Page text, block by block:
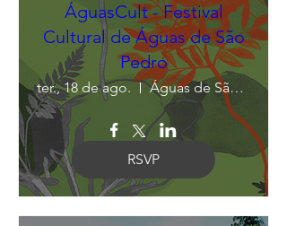
ÁguasCult - Festival
Cultural de Águas de São
Pedro
ter., 18 de ago. Águas de São Pedro
RSVP